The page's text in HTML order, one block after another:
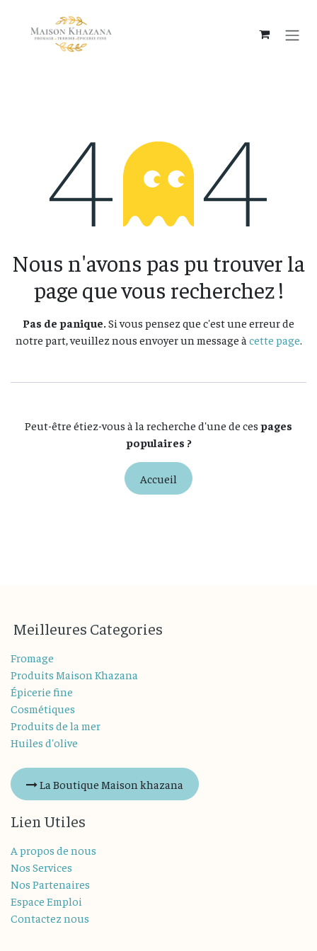
Erreur 404
Nous n'avons pas pu trouver la
page que vous recherchez !
Pas de panique.Si vous pensez que c'est une erreur de
notre part, veuillez nous envoyer un message à cette page.
Peut-être étiez-vous à la recherche d'une de ces pages
populaires ?
Accueil
Meilleures Categories
Fromage
Produits Maison Khazana
Épicerie fine
Cosmétiques
Produits de la mer
Huiles d'olive
La Boutique Maison khazana
Lien Utiles
A propos de nous
Nos Services
Nos Partenaires
Espace Emploi
Contactez nous